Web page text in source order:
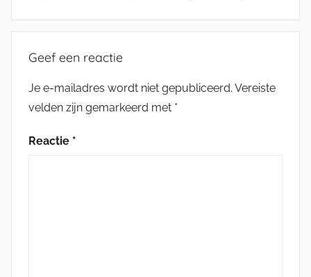
Geef een reactie
Je e-mailadres wordt niet gepubliceerd. Vereiste
velden zijn gemarkeerd met *
Reactie *